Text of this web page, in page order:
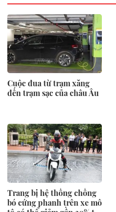
Cuộc đua từ trạm xăng
đến trạm sạc của châu Âu
Trang bị hệ thống chống
bó cứng phanh trên xe mô